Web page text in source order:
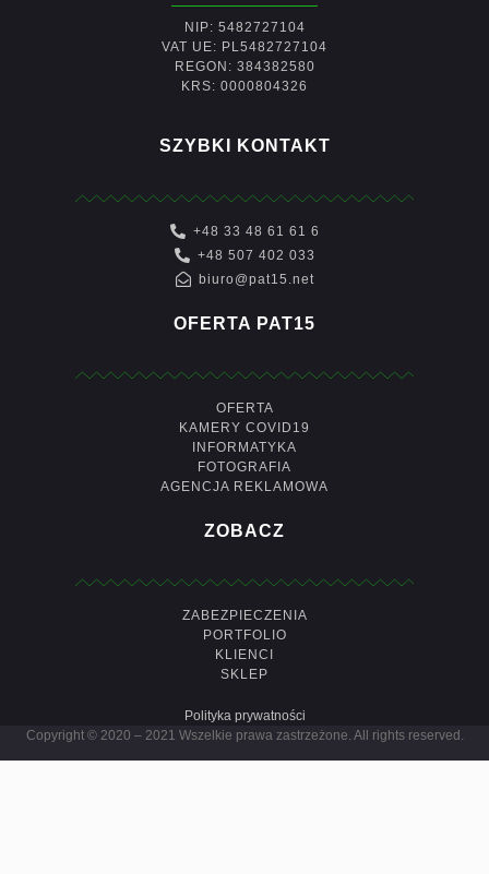
NIP: 5482727104
VAT UE: PL5482727104
REGON: 384382580
KRS: 0000804326
SZYBKI KONTAKT
+48 33 48 61 61 6
+48 507 402 033
biuro@pat15.net
OFERTA PAT15
OFERTA
KAMERY COVID19
INFORMATYKA
FOTOGRAFIA
AGENCJA REKLAMOWA
ZOBACZ
ZABEZPIECZENIA
PORTFOLIO
KLIENCI
SKLEP
Polityka prywatności
Copyright © 2020 – 2021 Wszelkie prawa zastrzeżone. All rights reserved.